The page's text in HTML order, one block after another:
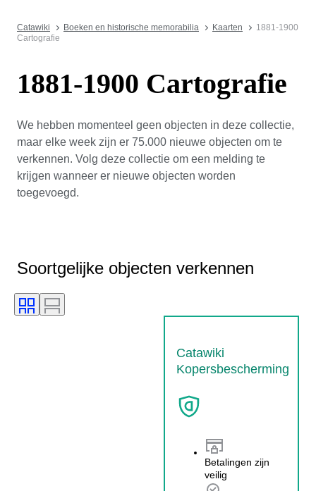
Catawiki Boeken en historische memorabilia Kaarten
1881-1900
Cartografie
1881-1900 Cartografie
We hebben momenteel geen objecten in deze collectie,
maar elke week zijn er 75.000 nieuwe objecten om te
verkennen. Volg deze collectie om een melding te
krijgen wanneer er nieuwe objecten worden
toegevoegd.
Soortgelijke objecten verkennen
Catawiki
Kopersbescherming
Betalingen zijn
veilig